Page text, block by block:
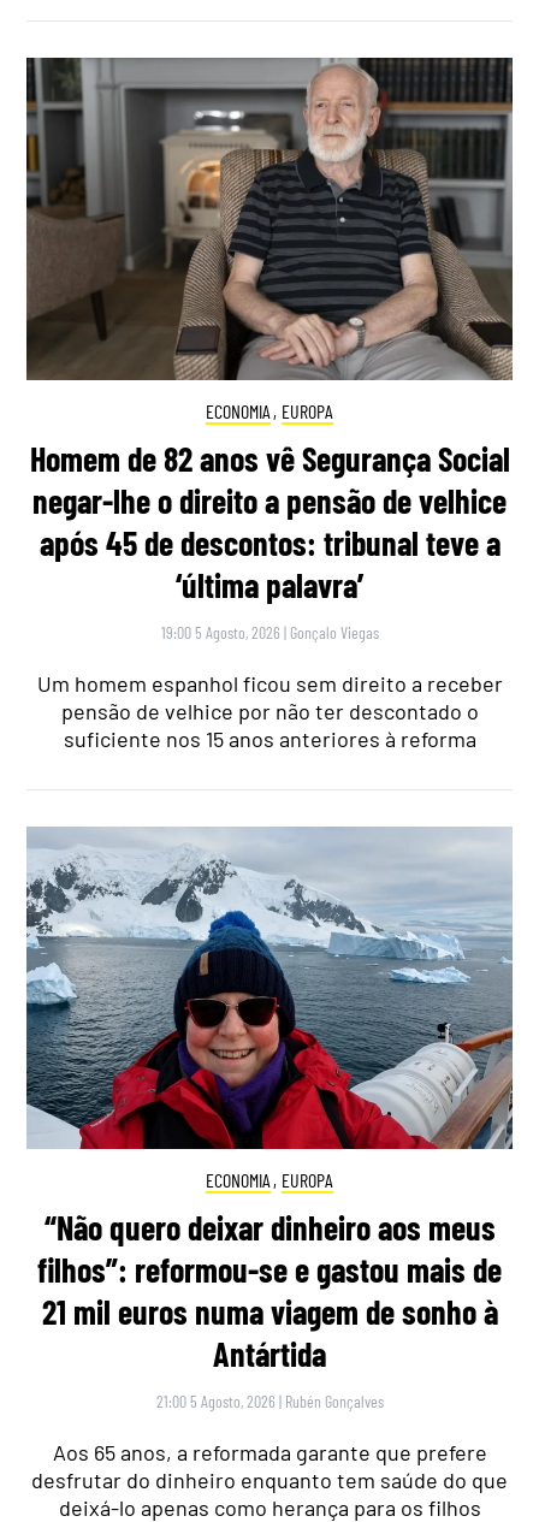
ECONOMIA , EUROPA
Homem de 82 anos vê Segurança Social
negar-lhe o direito a pensão de velhice
após 45 de descontos: tribunal teve a
‘última palavra’
19:00 5 Agosto, 2026 | Gonçalo Viegas
Um homem espanhol ficou sem direito a receber
pensão de velhice por não ter descontado o
suficiente nos 15 anos anteriores à reforma
ECONOMIA , EUROPA
“Não quero deixar dinheiro aos meus
filhos”: reformou-se e gastou mais de
21 mil euros numa viagem de sonho à
Antártida
21:00 5 Agosto, 2026 | Rubén Gonçalves
Aos 65 anos, a reformada garante que prefere
desfrutar do dinheiro enquanto tem saúde do que
deixá-lo apenas como herança para os filhos